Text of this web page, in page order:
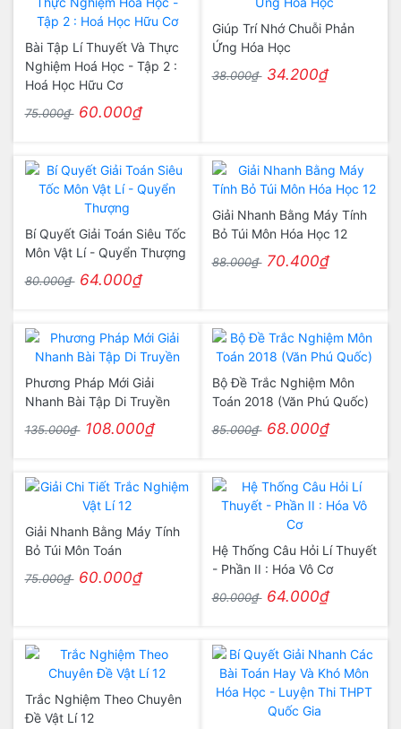
Bài Tập Lí Thuyết Và Thực
Nghiệm Hoá Học - Tập 2 :
Hoá Học Hữu Cơ
75.000₫ 60.000₫
Giúp Trí Nhớ Chuỗi Phản
Ứng Hóa Học
38.000₫ 34.200₫
Bí Quyết Giải Toán Siêu Tốc
Môn Vật Lí - Quyển Thượng
80.000₫ 64.000₫
Giải Nhanh Bằng Máy Tính
Bỏ Túi Môn Hóa Học 12
88.000₫ 70.400₫
Phương Pháp Mới Giải
Nhanh Bài Tập Di Truyền
135.000₫ 108.000₫
Bộ Đề Trắc Nghiệm Môn
Toán 2018 (Văn Phú Quốc)
85.000₫ 68.000₫
Giải Nhanh Bằng Máy Tính
Bỏ Túi Môn Toán
75.000₫ 60.000₫
Hệ Thống Câu Hỏi Lí Thuyết
- Phần II : Hóa Vô Cơ
80.000₫ 64.000₫
Trắc Nghiệm Theo Chuyên
Đề Vật Lí 12